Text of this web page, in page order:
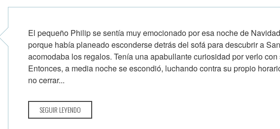
El pequeño Philip se sentía muy emocionado por esa noche de
porque había planeado esconderse detrás del sofá para descubrir a
acomodaba los regalos. Tenía una apabullante curiosidad por verlo
Entonces, a media noche se escondió, luchando contra su propio
no cerrar...
SEGUIR LEYENDO